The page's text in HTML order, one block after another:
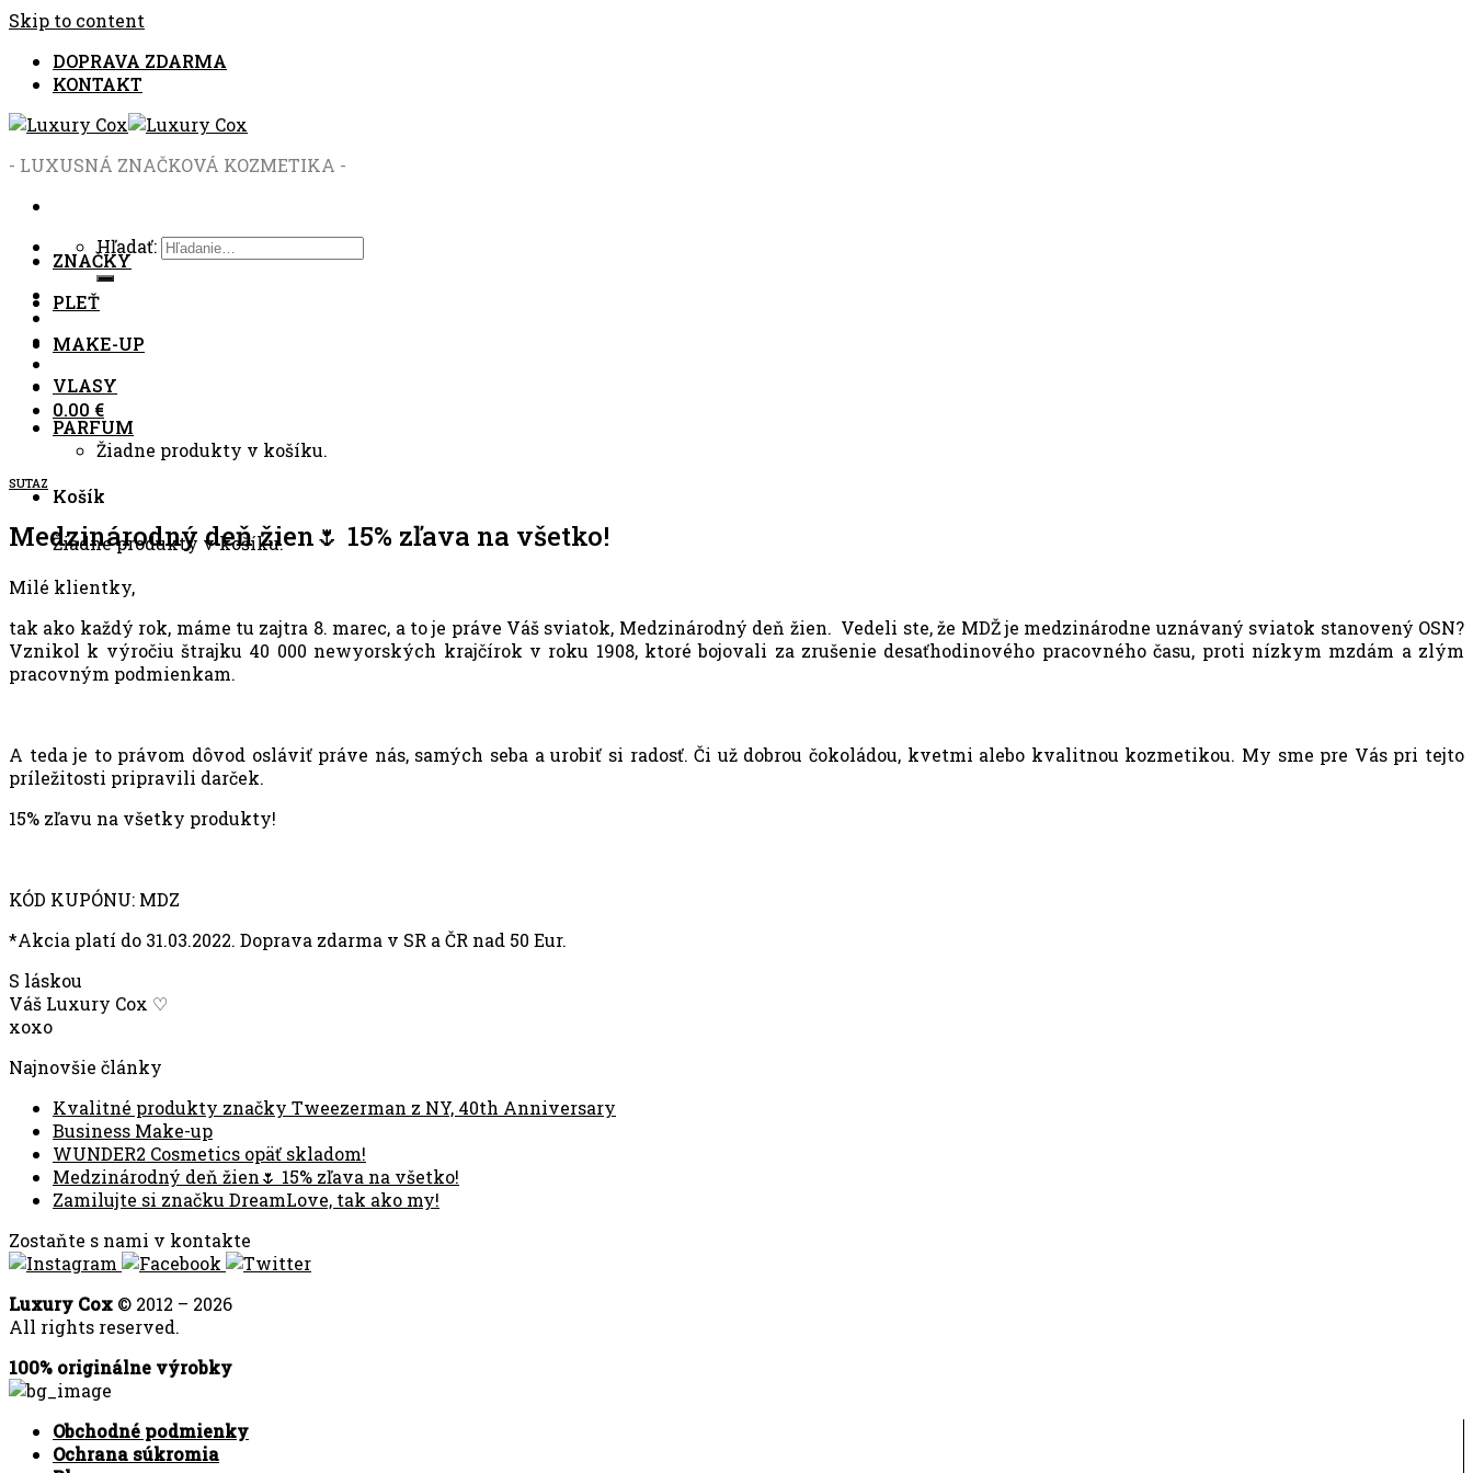
Skip to content
DOPRAVA ZDARMA
KONTAKT
- LUXUSNÁ ZNAČKOVÁ KOZMETIKA -
Hľadať:
0.00 €
Žiadne produkty v košíku.
Košík
Žiadne produkty v košíku.
ZNAČKY
PLEŤ
MAKE-UP
VLASY
PARFUM
SUTAZ
Medzinárodný deň žien🌷 15% zľava na všetko!
Milé klientky,
tak ako každý rok, máme tu zajtra 8. marec, a to je práve Váš sviatok, Medzinárodný deň žien. Vedeli ste, že MDŽ je medzinárodne uznávaný sviatok stanovený OSN?
Vznikol k výročiu štrajku 40 000 newyorských krajčírok v roku 1908, ktoré bojovali za zrušenie desaťhodinového pracovného času, proti nízkym mzdám a zlým
pracovným podmienkam.
A teda je to právom dôvod osláviť práve nás, samých seba a urobiť si radosť. Či už dobrou čokoládou, kvetmi alebo kvalitnou kozmetikou. My sme pre Vás pri tejto
príležitosti pripravili darček.
15% zľavu na všetky produkty!
KÓD KUPÓNU: MDZ
*Akcia platí do 31.03.2022. Doprava zdarma v SR a ČR nad 50 Eur.
S láskou
Váš Luxury Cox ♡
xoxo
Najnovšie články
Kvalitné produkty značky Tweezerman z NY, 40th Anniversary
Business Make-up
WUNDER2 Cosmetics opäť skladom!
Medzinárodný deň žien🌷 15% zľava na všetko!
Zamilujte si značku DreamLove, tak ako my!
Zostaňte s nami v kontakte
Luxury Cox © 2012 – 2026
All rights reserved.
100% originálne výrobky
Obchodné podmienky
Ochrana súkromia